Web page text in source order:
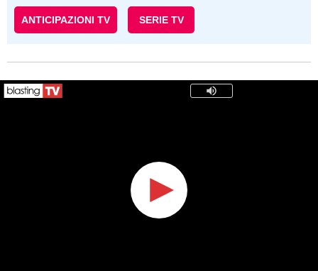
ANTICIPAZIONI TV SERIE TV